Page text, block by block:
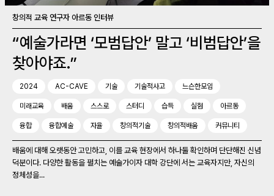
창의적 교육 연구자 아르동 인터뷰
“예술가라면 ‘모범답안’ 말고 ‘비범답안’을
찾아야죠.”
2024 AC-CAVE 기술 기술적사고 느슨한모임
미래교육 배움 스스로 스터디 습득 실험 아르동
융합 융합예술 자율 창의적기술 창의적배움 커뮤니티
배움에 대해 오랫동안 고민하고, 이를 교육 현장에서 하나둘 확인하며 단단해진 신념
덕분이다. 다양한 활동을 펼치는 예술가이자 대학 강단에 서는 교육자지만, 자신의
정체성을...